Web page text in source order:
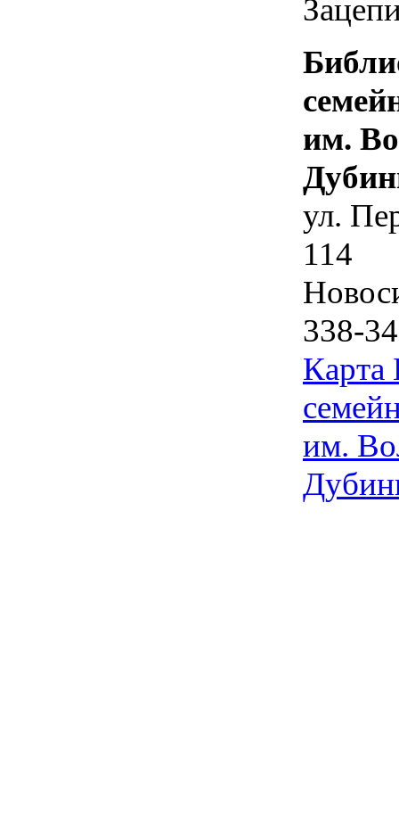
им.
ул.
114
338-
Карта
им.